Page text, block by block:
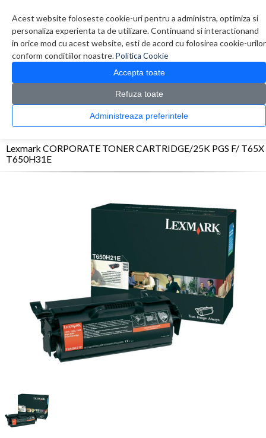
Acest website foloseste cookie-uri pentru a administra, optimiza si
personaliza experienta ta de utilizare. Continuand si interactionand
in orice mod cu acest website, esti de acord cu folosirea cookie-urilor
conform conditiilor noastre.Politica Cookie
Accepta toate
Refuza toate
Administreaza preferintele
0 produs(e)
CATALOG PRODUSE
Consumabile originale > Toner > Lexmark CORPORATE TONER
Lexmark CORPORATE TONER CARTRIDGE/25K PGS F/ T65X
T650H31E